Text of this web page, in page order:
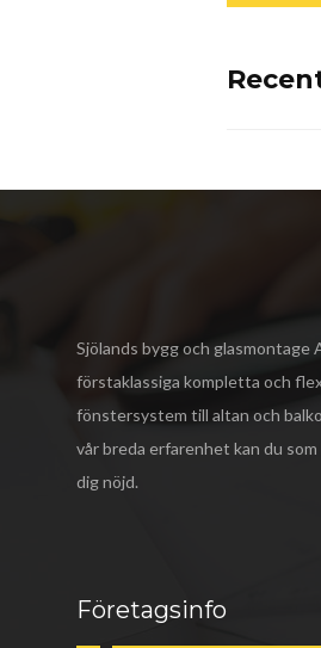
Sjölands bygg och glasmontage
förstaklassiga kompletta och
fönstersystem till altan och
vår breda erfarenhet kan du
dig nöjd.
Företagsinfo